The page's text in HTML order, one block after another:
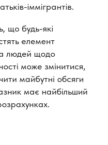
іммігрантів.
що будь-які
елемент
людей щодо
може змінитися,
майбутні обсяги
має найбільший